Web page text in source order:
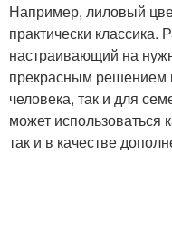
Например, лиловый
практически
настраивающий на
прекрасным решением
человека, так и для
может использоваться
так и в качестве